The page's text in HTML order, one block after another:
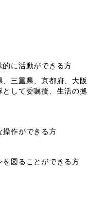
に活動ができる方
三重県、京都府、大
して委嘱後、生活の
操作ができる方
図ることができる方